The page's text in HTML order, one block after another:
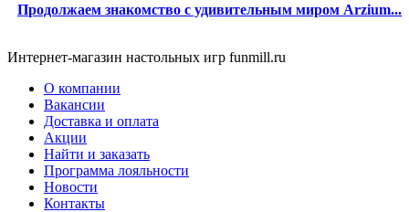
Продолжаем знакомство с удивительным миром Arzium...
Интернет-магазин настольных игр funmill.ru
О компании
Вакансии
Доставка и оплата
Акции
Найти и заказать
Программа лояльности
Новости
Контакты